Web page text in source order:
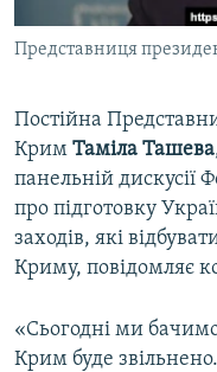
УКРАЇНСЬКА ПРОБЛЕМА
ІНФОГРАФІКА
ДОЛУЧАЙСЯ!
Усі сайти RFE/RL
Представниця
Постійна
Крим Таміла Ташева
панельній дискусії
про підготовку
заходів, які
Криму, повідомляє
«Сьогодні ми
Крим буде